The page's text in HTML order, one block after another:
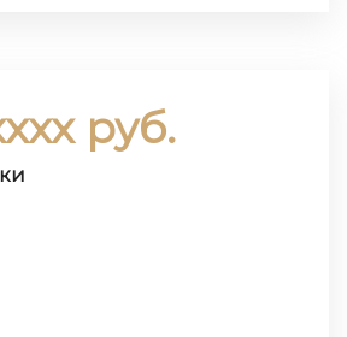
руб.